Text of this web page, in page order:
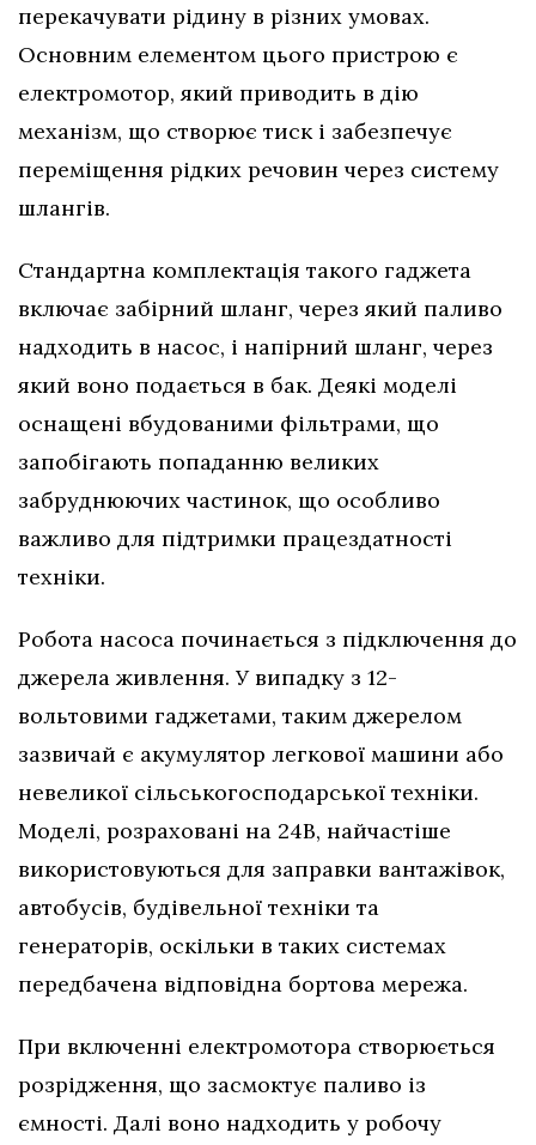
перекачувати рідину в різних умовах.
Основним елементом цього пристрою є
електромотор, який приводить в дію
механізм, що створює тиск і забезпечує
переміщення рідких речовин через систему
шлангів.
Стандартна комплектація такого гаджета
включає забірний шланг, через який паливо
надходить в насос, і напірний шланг, через
який воно подається в бак. Деякі моделі
оснащені вбудованими фільтрами, що
запобігають попаданню великих
забруднюючих частинок, що особливо
важливо для підтримки працездатності
техніки.
Робота насоса починається з підключення до
джерела живлення. У випадку з 12-
вольтовими гаджетами, таким джерелом
зазвичай є акумулятор легкової машини або
невеликої сільськогосподарської техніки.
Моделі, розраховані на 24В, найчастіше
використовуються для заправки вантажівок,
автобусів, будівельної техніки та
генераторів, оскільки в таких системах
передбачена відповідна бортова мережа.
При включенні електромотора створюється
розрідження, що засмоктує паливо із
ємності. Далі воно надходить у робочу